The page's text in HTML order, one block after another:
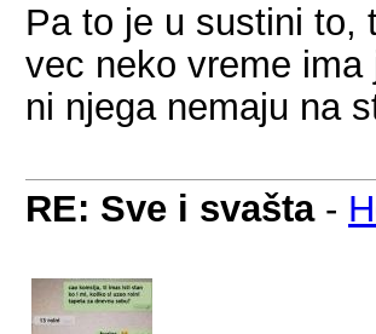
Pa to je u sustini to,
vec neko vreme
ni njega nemaju na
RE: Sve i svašta-